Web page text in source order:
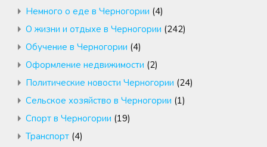
Немного о еде в Черногории (4)
О жизни и отдыхе в Черногории (242)
Обучение в Черногории (4)
Оформление недвижимости (2)
Политические новости Черногории (24)
Сельское хозяйство в Черногории (1)
Спорт в Черногории (19)
Транспорт (4)